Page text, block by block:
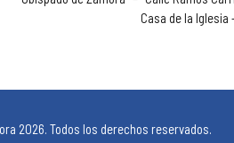
Casa de la Iglesia
2026. Todos los derechos reservados.